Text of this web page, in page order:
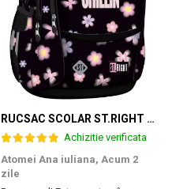
RUCSAC SCOLAR ST.RIGHT 4 COMPARTIMENTE BP-01 FLOWER MOOD 697036
Achizitie verificata
Atomei Ana iuliana, Acum 2
zile